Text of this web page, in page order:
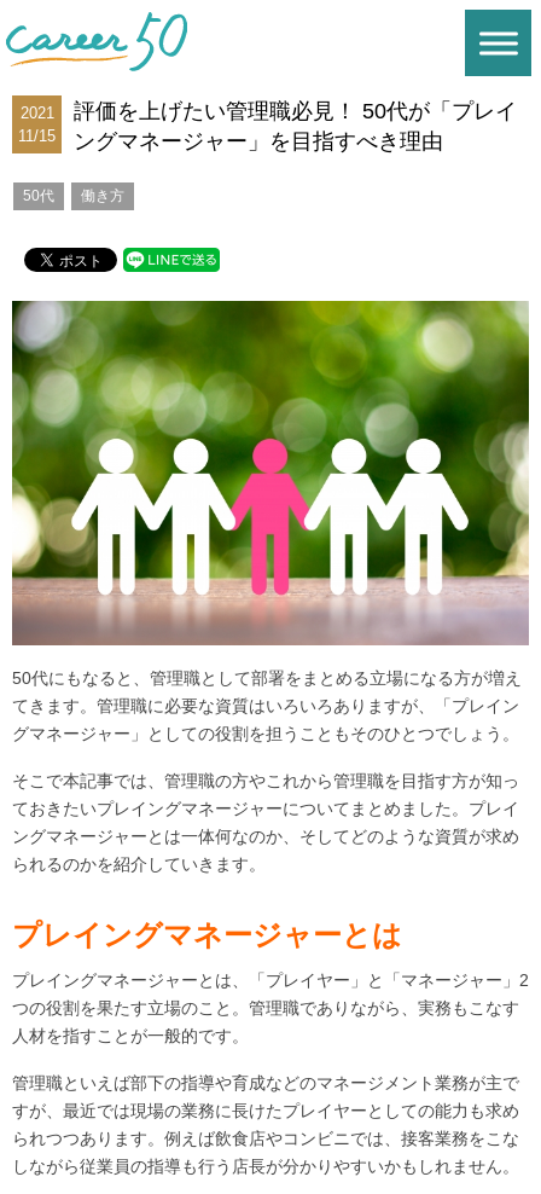
2021
11/15
評価を上げたい管理職必見！ 50代が「プレイ
ングマネージャー」を目指すべき理由
50代 働き方
50代にもなると、管理職として部署をまとめる立場になる方が増え
てきます。管理職に必要な資質はいろいろありますが、「プレイン
グマネージャー」としての役割を担うこともそのひとつでしょう。
そこで本記事では、管理職の方やこれから管理職を目指す方が知っ
ておきたいプレイングマネージャーについてまとめました。プレイ
ングマネージャーとは一体何なのか、そしてどのような資質が求め
られるのかを紹介していきます。
プレイングマネージャーとは
プレイングマネージャーとは、「プレイヤー」と「マネージャー」2
つの役割を果たす立場のこと。管理職でありながら、実務もこなす
人材を指すことが一般的です。
管理職といえば部下の指導や育成などのマネージメント業務が主で
すが、最近では現場の業務に長けたプレイヤーとしての能力も求め
られつつあります。例えば飲食店やコンビニでは、接客業務をこな
しながら従業員の指導も行う店長が分かりやすいかもしれません。